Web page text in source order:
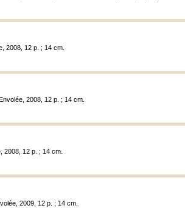
2008, 12 p. ; 14 cm.
2008, 12 p. ; 14 cm.
2008, 12 p. ; 14 cm.
2009, 12 p. ; 14 cm.